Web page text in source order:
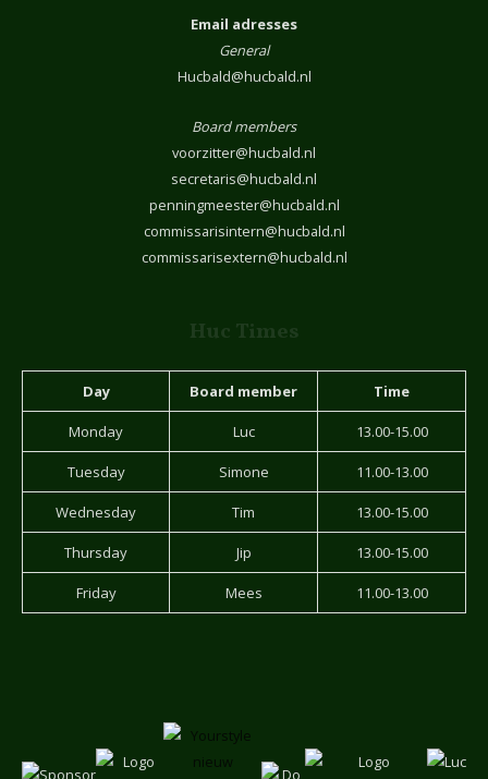
Email adresses
General
Hucbald@hucbald.nl
Board members
voorzitter@hucbald.nl
secretaris@hucbald.nl
penningmeester@hucbald.nl
commissarisintern@hucbald.nl
commissarisextern@hucbald.nl
Huc Times
Day Board member Time
Monday Luc 13.00-15.00
Tuesday Simone 11.00-13.00
Wednesday Tim 13.00-15.00
Thursday Jip 13.00-15.00
Friday Mees 11.00-13.00